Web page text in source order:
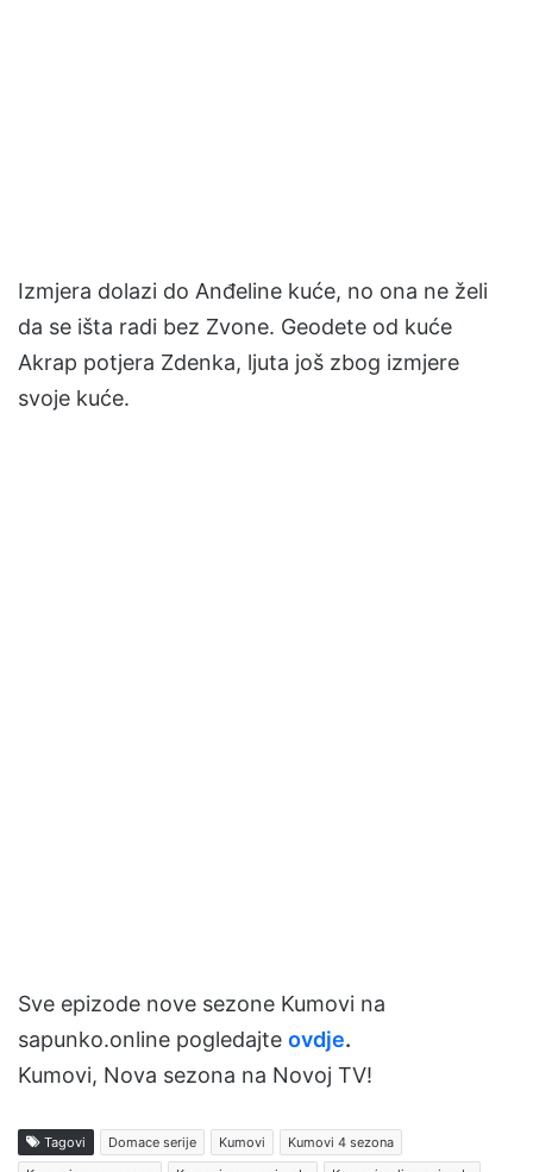
Izmjera dolazi do Anđeline kuće, no ona ne želi
da se išta radi bez Zvone. Geodete od kuće
Akrap potjera Zdenka, ljuta još zbog izmjere
svoje kuće.
Sve epizode nove sezone Kumovi na
sapunko.online pogledajte ovdje.
Kumovi, Nova sezona na Novoj TV!
Tagovi Domace serije Kumovi
Kumovi 4 sezona